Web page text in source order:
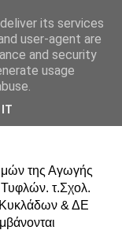
&
της Αγωγής
τ.Σχολ.
& ΔΕ
its services
user-agent are
and security
usage
IT